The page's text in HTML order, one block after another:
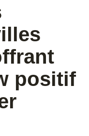
positif